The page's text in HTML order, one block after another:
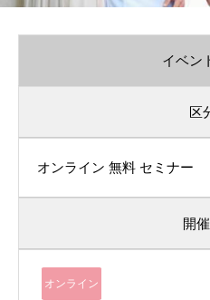
イベン
区
オンライン 無料 セミナー
開
オンライン